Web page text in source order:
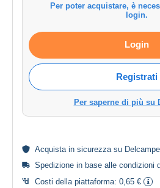
Per poter acquistare, è
login.
Login
Registrati
Per saperne di più su
Acquista in sicurezza su Delcampe
Spedizione in base alle condizioni
Costi della piattaforma: 0,65 €